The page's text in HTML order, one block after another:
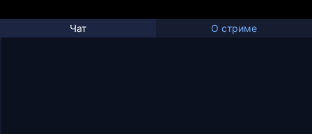
Чат О стриме